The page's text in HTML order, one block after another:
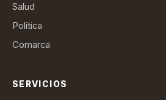
Salud
Política
Comarca
SERVICIOS